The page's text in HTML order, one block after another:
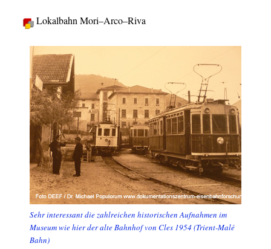
Lokalbahn Mori–Arco–Riva
Sehr interessant die zahlreichen historischen Aufnahmen im
Museum wie hier der alte Bahnhof von Cles 1954 (Trient-Malé
Bahn)